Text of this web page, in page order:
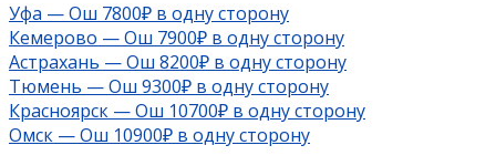
Уфа — Ош 7800₽ в одну сторону
Кемерово — Ош 7900₽ в одну сторону
Астрахань — Ош 8200₽ в одну сторону
Тюмень — Ош 9300₽ в одну сторону
Красноярск — Ош 10700₽ в одну сторону
Омск — Ош 10900₽ в одну сторону